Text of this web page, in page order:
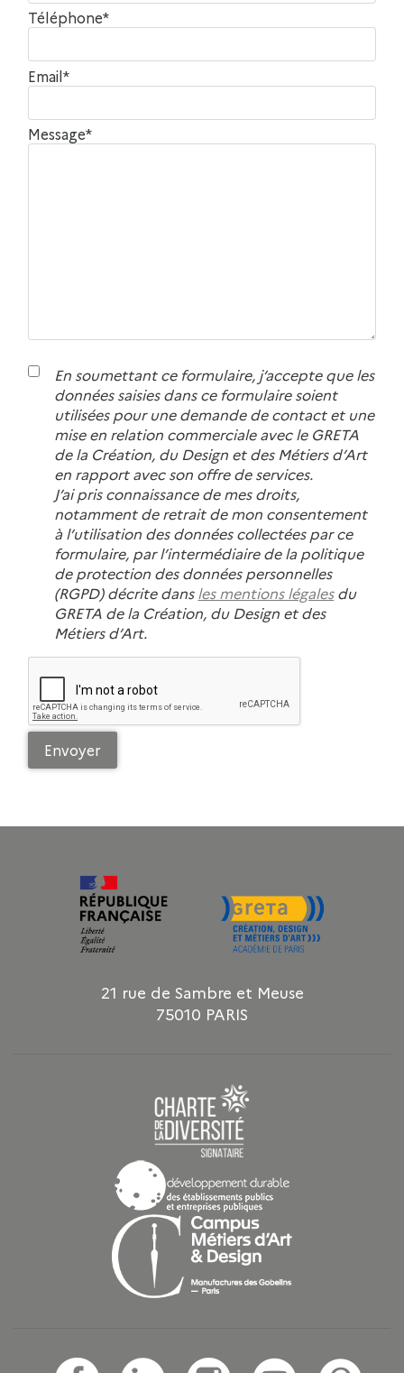
Téléphone*
Email*
Message*
En soumettant ce formulaire, j’accepte que les
données saisies dans ce formulaire soient
utilisées pour une demande de contact et une
mise en relation commerciale avec le GRETA
de la Création, du Design et des Métiers d’Art
en rapport avec son offre de services.
J’ai pris connaissance de mes droits,
notamment de retrait de mon consentement
à l’utilisation des données collectées par ce
formulaire, par l’intermédiaire de la politique
de protection des données personnelles
(RGPD) décrite dansles mentions légalesdu
GRETA de la Création, du Design et des
Métiers d’Art.
21 rue de Sambre et Meuse
75010 PARIS